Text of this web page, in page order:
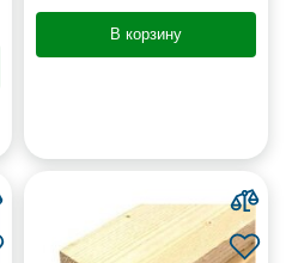
В корзину